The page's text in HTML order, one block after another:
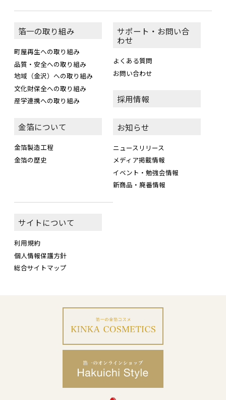
箔一の取り組み
町屋再生への取り組み
品質・安全への取り組み
地域（金沢）への取り組み
文化財保全への取り組み
産学連携への取り組み
金箔について
金箔製造工程
金箔の歴史
サポート・お問い合
わせ
よくある質問
お問い合わせ
採用情報
お知らせ
ニュースリリース
メディア掲載情報
イベント・勉強会情報
新商品・廃番情報
サイトについて
利用規約
個人情報保護方針
総合サイトマップ